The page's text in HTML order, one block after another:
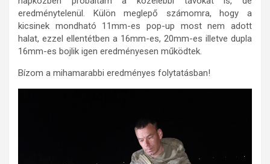
eredménytelenül. Külön meglepő számomra, hogy a
kicsinek mondható 11mm-es pop-up most nem adott
halat, ezzel ellentétben a 16mm-es, 20mm-es illetve dupla
16mm-es bojlik igen eredményesen működtek.
Bízom a mihamarabbi eredményes folytatásban!